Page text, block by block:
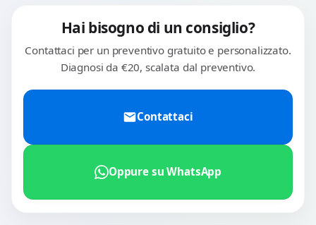
Hai bisogno di un consiglio?
Contattaci per un preventivo gratuito e personalizzato.
Diagnosi da €20, scalata dal preventivo.
Contattaci
Oppure su WhatsApp